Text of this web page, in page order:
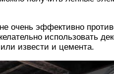
очень эффективно
использовать
извести и цемента.